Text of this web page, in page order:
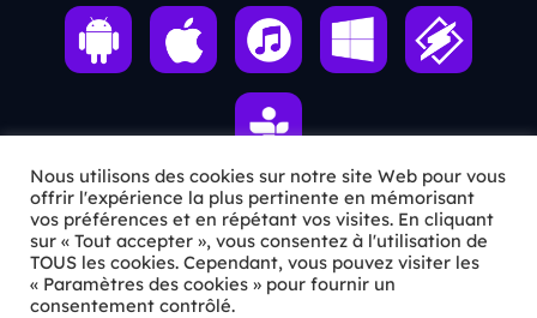
ℹ️ INFOS PRATIQUES
✉️Contact
Nous utilisons des cookies sur notre site Web pour vous
offrir l'expérience la plus pertinente en mémorisant
vos préférences et en répétant vos visites. En cliquant
sur « Tout accepter », vous consentez à l'utilisation de
TOUS les cookies. Cependant, vous pouvez visiter les
« Paramètres des cookies » pour fournir un
consentement contrôlé.